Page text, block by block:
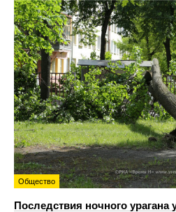
Общество
Последствия ночного урагана